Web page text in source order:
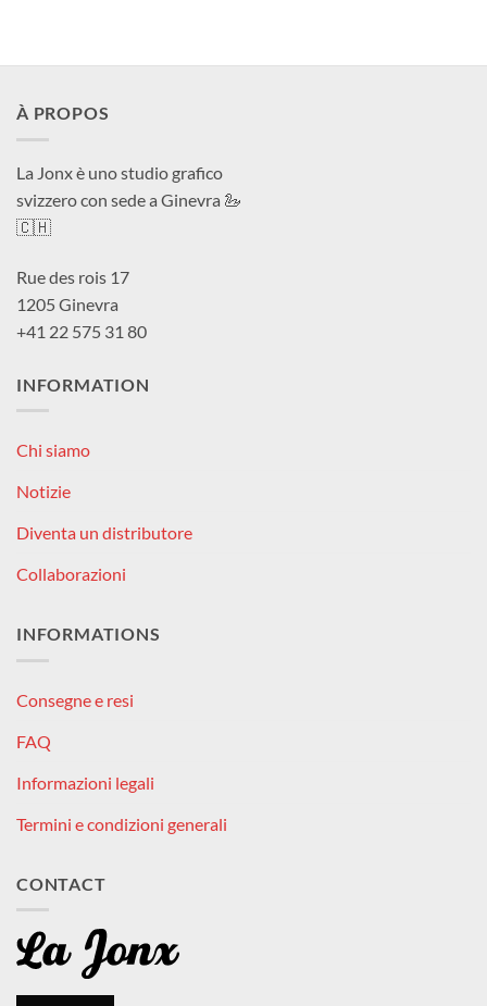
À PROPOS
La Jonx è uno studio grafico
svizzero con sede a Ginevra 🦢
🇨🇭
Rue des rois 17
1205 Ginevra
+41 22 575 31 80
INFORMATION
Chi siamo
Notizie
Diventa un distributore
Collaborazioni
INFORMATIONS
Consegne e resi
FAQ
Informazioni legali
Termini e condizioni generali
CONTACT